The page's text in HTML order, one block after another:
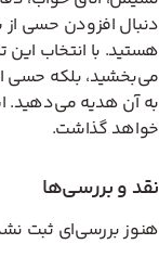
دنبال افزودن حسی
هستید. با انتخاب این
می‌بخشید، بلکه حسی از
به آن هدیه می‌دهید.
خواهد گذاشت.
نقد و بررسی‌ها
هنوز بررسی‌ای ثبت